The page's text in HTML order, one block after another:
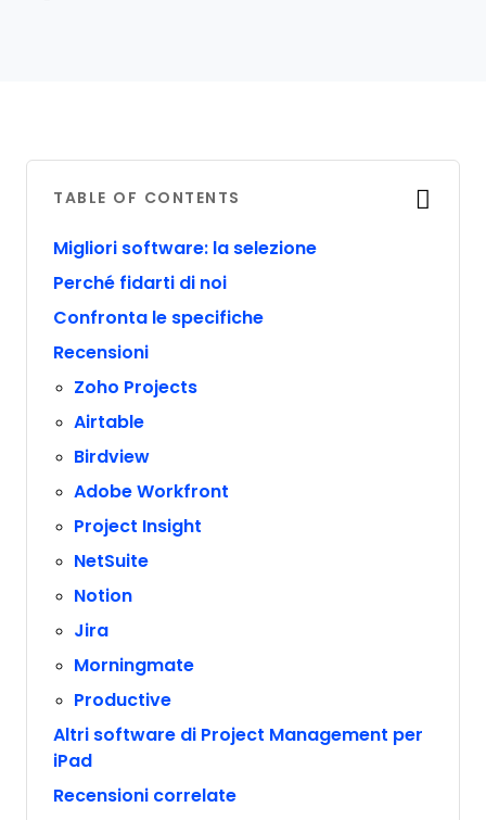
TABLE OF CONTENTS
Migliori software: la selezione
Perché fidarti di noi
Confronta le specifiche
Recensioni
Zoho Projects
Airtable
Birdview
Adobe Workfront
Project Insight
NetSuite
Notion
Jira
Morningmate
Productive
Altri software di Project Management per
iPad
Recensioni correlate